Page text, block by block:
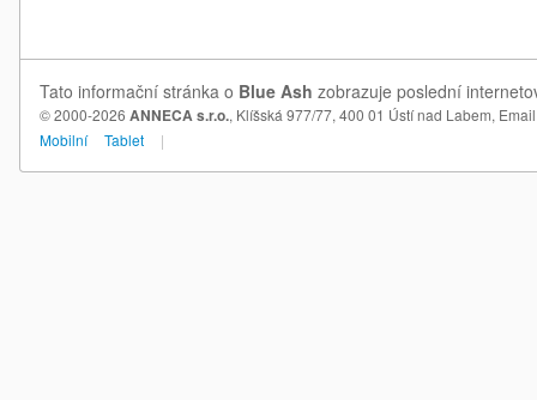
Tato informační stránka o Blue Ash zobrazuje poslední
© 2000-2026 ANNECA s.r.o., Klíšská 977/77, 400 01 Ústí nad Labem,
Mobilní
Tablet |